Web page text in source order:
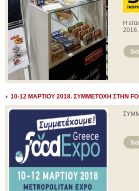
Η
2016.
10-12 ΜΑΡΤΙΟΥ 2018. ΣΥΜΜΕΤΟΧΗ ΣΤΗΝ